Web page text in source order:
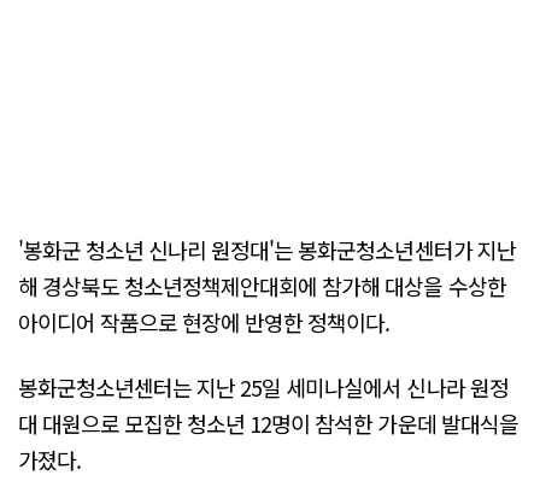
'봉화군 청소년 신나리 원정대'는 봉화군청소년센터가 지난
해 경상북도 청소년정책제안대회에 참가해 대상을 수상한
아이디어 작품으로 현장에 반영한 정책이다.
봉화군청소년센터는 지난 25일 세미나실에서 신나라 원정
대 대원으로 모집한 청소년 12명이 참석한 가운데 발대식을
가졌다.